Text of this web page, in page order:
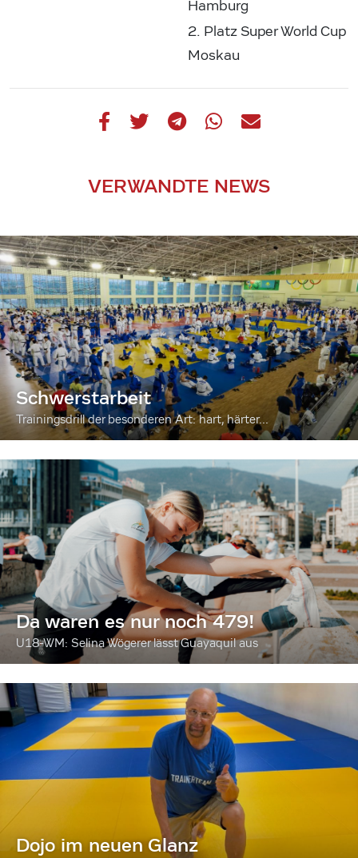
Hamburg
2. Platz Super World Cup
Moskau
VERWANDTE NEWS
Schwerstarbeit
Trainingsdrill der besonderen Art: hart, härter...
Da waren es nur noch 479!
U18-WM: Selina Wögerer lässt Guayaquil aus
Dojo im neuen Glanz